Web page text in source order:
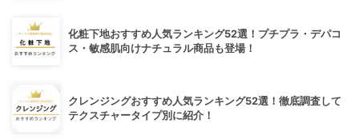
化粧下地おすすめ人気ランキング52選！プチプラ・デパコ
ス・敏感肌向けナチュラル商品も登場！
クレンジングおすすめ人気ランキング52選！徹底調査して
テクスチャータイプ別に紹介！